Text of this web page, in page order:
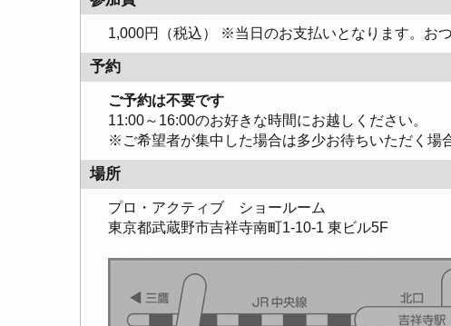
1,000円（税込） ※当日のお支払いとなります。お
予約
ご予約は不要です
11:00～16:00のお好きな時間にお越しください。
※ご希望者が集中した場合は多少お待ちいただく場
場所
プロ・アクティブ ショールーム
東京都武蔵野市吉祥寺南町1-10-1 東ビル5F